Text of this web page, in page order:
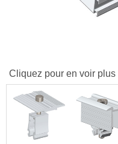
Cliquez pour en voir plus